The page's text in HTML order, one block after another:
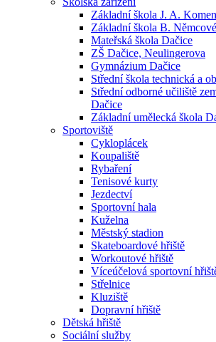
Základní škola J. A.
Základní škola B.
Mateřská škola Dačice
ZŠ Dačice, Neulingerova
Gymnázium Dačice
Střední škola technická a
Střední odborné učiliště
Dačice
Základní umělecká škola
Sportoviště
Cykloplácek
Koupaliště
Rybaření
Tenisové kurty
Jezdectví
Sportovní hala
Kuželna
Městský stadion
Skateboardové hřiště
Workoutové hřiště
Víceúčelová sportovní
Střelnice
Kluziště
Dopravní hřiště
Dětská hřiště
Sociální služby